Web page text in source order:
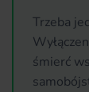
Trzeba
śmierć